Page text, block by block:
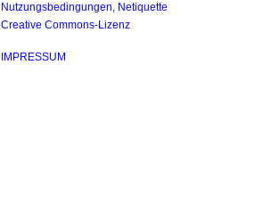
Nutzungsbedingungen, Netiquette
Creative Commons-Lizenz
IMPRESSUM